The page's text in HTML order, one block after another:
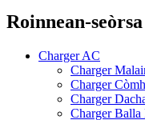
Roinnean-seòrsa
Charger AC
Charger
Charger
Charger
Charger Balla